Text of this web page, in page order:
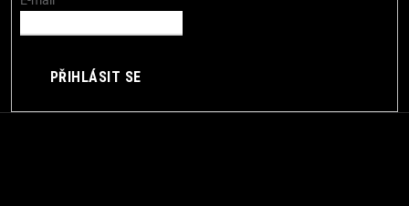
PŘIHLÁSIT SE